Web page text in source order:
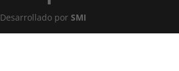
Desarrollado porSMI